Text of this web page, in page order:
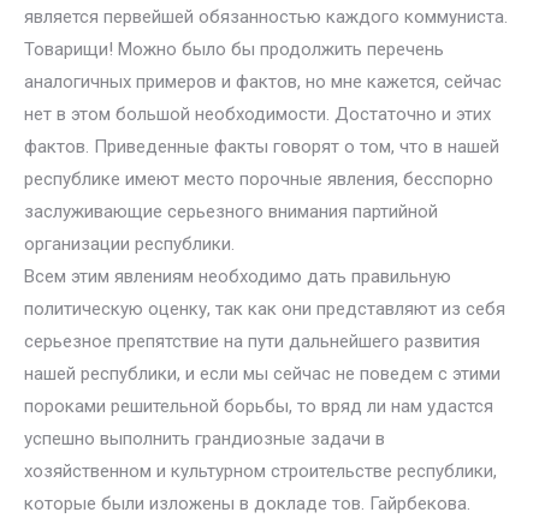
является первейшей обязанностью каждого коммуниста.
Товарищи! Можно было бы продолжить перечень
аналогичных примеров и фактов, но мне кажется, сейчас
нет в этом большой необходимости. Достаточно и этих
фактов. Приведенные факты говорят о том, что в нашей
республике имеют место порочные явления, бесспорно
заслуживающие серьезного внимания партийной
организации республики.
Всем этим явлениям необходимо дать правильную
политическую оценку, так как они представляют из себя
серьезное препятствие на пути дальнейшего развития
нашей республики, и если мы сейчас не поведем с этими
пороками решительной борьбы, то вряд ли нам удастся
успешно выполнить грандиозные задачи в
хозяйственном и культурном строительстве республики,
которые были изложены в докладе тов. Гайрбекова.